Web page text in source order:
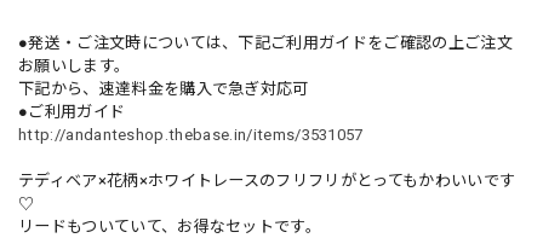
●発送・ご注文時については、下記ご利用ガイドをご確認の上ご注文
お願いします。
下記から、速達料金を購入で急ぎ対応可
●ご利用ガイド
http://andanteshop.thebase.in/items/3531057
テディベア×花柄×ホワイトレースのフリフリがとってもかわいいです
♡
リードもついていて、お得なセットです。